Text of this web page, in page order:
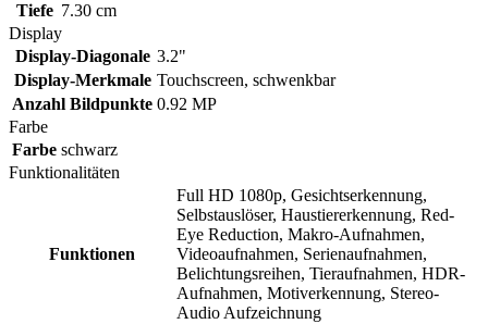
Tiefe 7.30 cm
Display
Display-Diagonale 3.2"
Display-Merkmale Touchscreen, schwenkbar
Anzahl Bildpunkte 0.92 MP
Farbe
Farbe schwarz
Funktionalitäten
Funktionen
Full HD 1080p, Gesichtserkennung,
Selbstauslöser, Haustiererkennung, Red-
Eye Reduction, Makro-Aufnahmen,
Videoaufnahmen, Serienaufnahmen,
Belichtungsreihen, Tieraufnahmen, HDR-
Aufnahmen, Motiverkennung, Stereo-
Audio Aufzeichnung